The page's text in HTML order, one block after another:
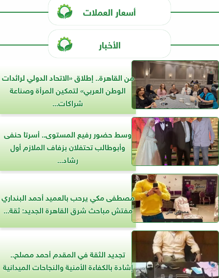
أسعار العملات
الأخبار
من القاهرة.. إطلاق «الاتحاد الدولي لرائدات
الوطن العربي» لتمكين المرأة وصناعة
شراكات...
وسط حضور رفيع المستوى.. أسرتا حنفى
وأبوطالب تحتفلان بزفاف الملازم أول
رشاد...
مصطفى مكي يرحب بالعميد أحمد البنداري
مفتش مباحث شرق القاهرة الجديد: ثقة...
تجديد الثقة في المقدم أحمد مصلح..
إشادة بالكفاءة الأمنية والنجاحات الميدانية